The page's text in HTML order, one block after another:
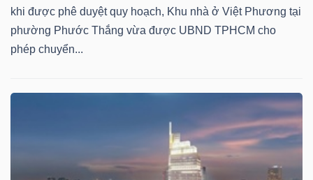
khi được phê duyệt quy hoạch, Khu nhà ở Việt Phương tại
phường Phước Thắng vừa được UBND TPHCM cho
phép chuyển...